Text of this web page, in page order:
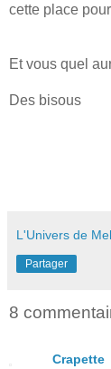
cette place
Et vous quel
Des bisous
L'Univers de Mel
Partager
8
Crapette